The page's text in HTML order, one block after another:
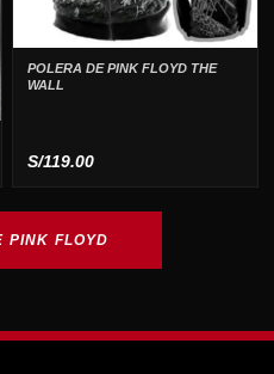
POLERA DE PINK FLOYD THE
WALL
S/119.00
PINK FLOYD